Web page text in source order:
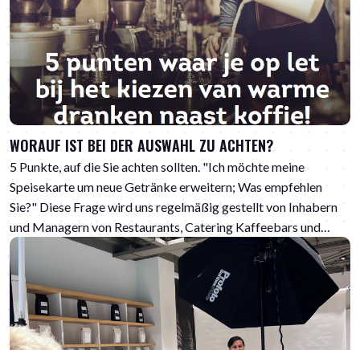
WORAUF IST BEI DER AUSWAHL ZU ACHTEN?
5 Punkte, auf die Sie achten sollten. "Ich möchte meine
Speisekarte um neue Getränke erweitern; Was empfehlen
Sie?" Diese Frage wird uns regelmäßig gestellt von Inhabern
und Managern von Restaurants, Catering Kaffeebars und
Kantinen. https://chaiwallah.online/wp-
content/uploads/2022/10/Gastfreundschaft-leaflet-welke-
Chai-Latte-past-bij-mij.pdf